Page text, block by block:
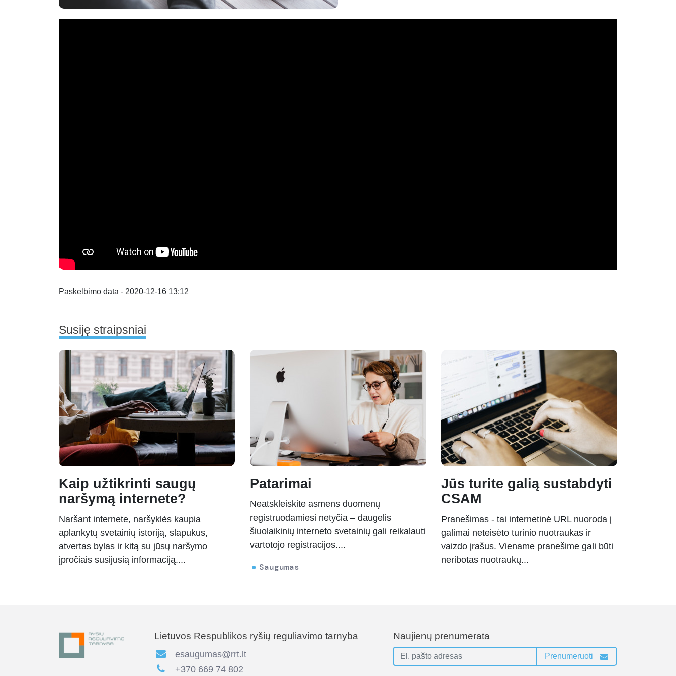
Paskelbimo data - 2020-12-16 13:12
Susiję straipsniai
Kaip užtikrinti saugų
naršymą internete?
Naršant internete, naršyklės kaupia
aplankytų svetainių istoriją, slapukus,
atvertas bylas ir kitą su jūsų naršymo
įpročiais susijusią informaciją....
Patarimai
Neatskleiskite asmens duomenų
registruodamiesi netyčia – daugelis
šiuolaikinių interneto svetainių gali reikalauti
vartotojo registracijos....
Saugumas
Jūs turite galią sustabdyti
CSAM
Pranešimas - tai internetinė URL nuoroda į
galimai neteisėto turinio nuotraukas ir
vaizdo įrašus. Viename pranešime gali būti
neribotas nuotraukų...
Lietuvos Respublikos ryšių reguliavimo tarnyba
esaugumas@rrt.lt
+370 669 74 802
Naujienų prenumerata
Prenumeruoti